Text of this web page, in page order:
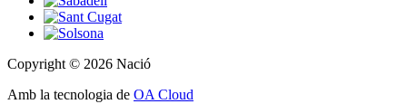
Copyright © 2026 Nació
Amb la tecnologia de OA Cloud